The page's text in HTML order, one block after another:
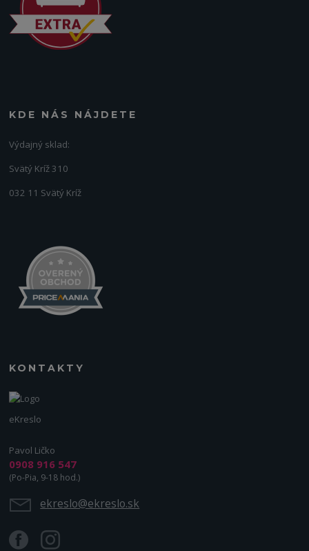
KDE NÁS NÁJDETE
Výdajný sklad:
Svätý Kríž 310
032 11 Svätý Kríž
KONTAKTY
eKreslo
Pavol Ličko
0908 916 547
(Po-Pia, 9-18 hod.)
ekreslo@ekreslo.sk